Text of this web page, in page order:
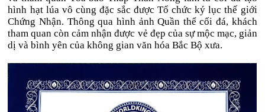
hình hạt lúa vô cùng đặc sắc được Tổ chức ký lục thế giới
Chứng Nhận. Thông qua hình ảnh Quần thể cối đá, khách
tham quan còn cảm nhận được vẻ đẹp của sự mộc mạc, giản
dị và bình yên của không gian văn hóa Bắc Bộ xưa.